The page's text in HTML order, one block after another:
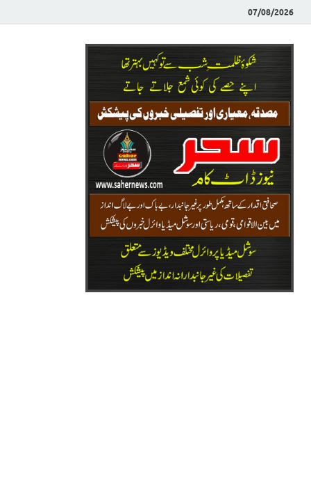
07/08/2026